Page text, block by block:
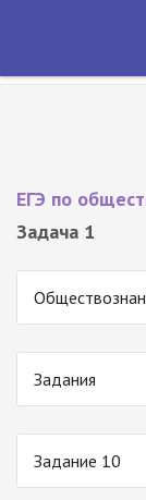
ЕГЭ по
Задача 1
Задания
Задание 10